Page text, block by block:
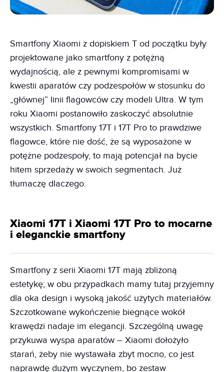
Smartfony Xiaomi z dopiskiem T od początku były
projektowane jako smartfony z potężną
wydajnością, ale z pewnymi kompromisami w
kwestii aparatów czy podzespołów w stosunku do
„głównej” linii flagowców czy modeli Ultra. W tym
roku Xiaomi postanowiło zaskoczyć absolutnie
wszystkich. Smartfony 17T i 17T Pro to prawdziwe
flagowce, które nie dość, że są wyposażone w
potężne podzespoły, to mają potencjał na bycie
hitem sprzedaży w swoich segmentach. Już
tłumaczę dlaczego.
Xiaomi 17T i Xiaomi 17T Pro to mocarne
i eleganckie smartfony
Smartfony z serii Xiaomi 17T mają zbliżoną
estetykę; w obu przypadkach mamy tutaj przyjemny
dla oka design i wysoką jakość użytych materiałów.
Szczotkowane wykończenie biegnące wokół
krawędzi nadaje im elegancji. Szczególną uwagę
przykuwa wyspa aparatów – Xiaomi dołożyło
starań, żeby nie wystawała zbyt mocno, co jest
naprawdę dużym wyczynem, bo zestaw